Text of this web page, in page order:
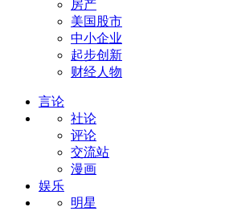
房产
美国股市
中小企业
起步创新
财经人物
言论
社论
评论
交流站
漫画
娱乐
明星